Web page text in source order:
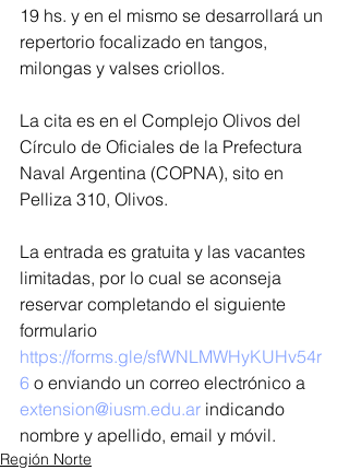
19 hs. y en el mismo se desarrollará un
repertorio focalizado en tangos,
milongas y valses criollos.
La cita es en el Complejo Olivos del
Círculo de Oficiales de la Prefectura
Naval Argentina (COPNA), sito en
Pelliza 310, Olivos.
La entrada es gratuita y las vacantes
limitadas, por lo cual se aconseja
reservar completando el siguiente
formulario
https://forms.gle/sfWNLMWHyKUHv54r
6 o enviando un correo electrónico a
extension@iusm.edu.ar indicando
nombre y apellido, email y móvil.
Región Norte